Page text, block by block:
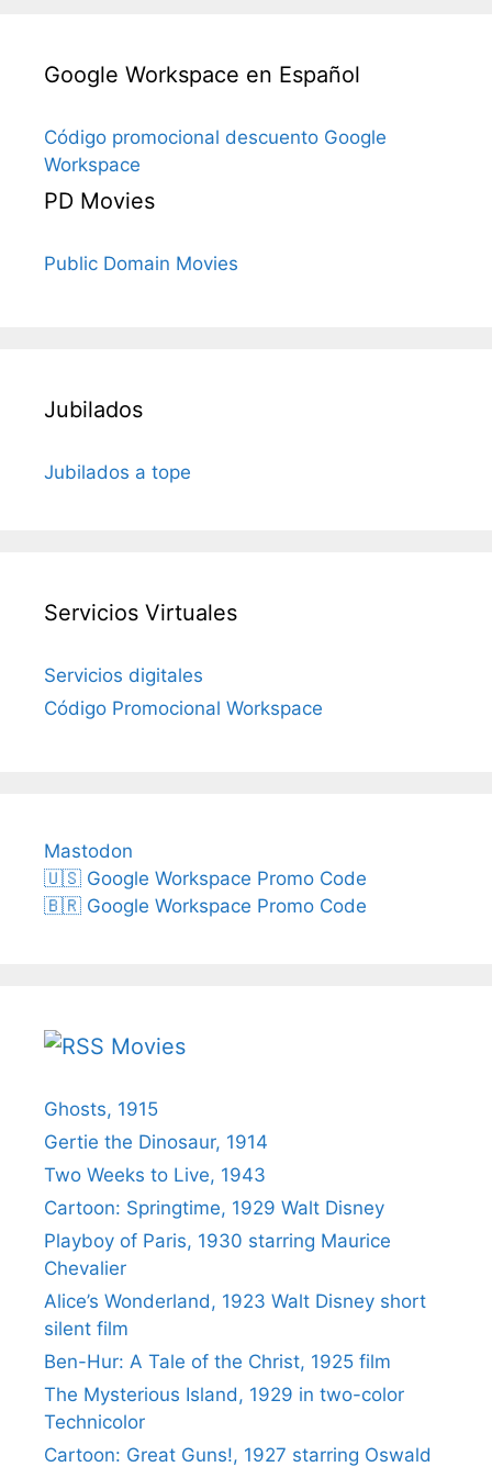
Google Workspace en Español
Código promocional descuento Google
Workspace
PD Movies
Public Domain Movies
Jubilados
Jubilados a tope
Servicios Virtuales
Servicios digitales
Código Promocional Workspace
Mastodon
🇺🇸 Google Workspace Promo Code
🇧🇷 Google Workspace Promo Code
Movies
Ghosts, 1915
Gertie the Dinosaur, 1914
Two Weeks to Live, 1943
Cartoon: Springtime, 1929 Walt Disney
Playboy of Paris, 1930 starring Maurice
Chevalier
Alice’s Wonderland, 1923 Walt Disney short
silent film
Ben-Hur: A Tale of the Christ, 1925 film
The Mysterious Island, 1929 in two-color
Technicolor
Cartoon: Great Guns!, 1927 starring Oswald